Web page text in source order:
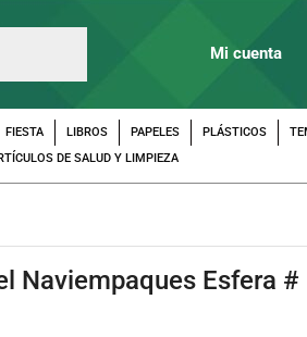
Mi cuenta
FIESTA LIBROS PAPELES PLÁSTICOS
DE SALUD Y LIMPIEZA
Naviempaques Esfera #